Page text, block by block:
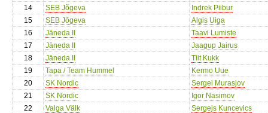
14
SEB Jõgeva
Indrek Piibur
15
SEB Jõgeva
Algis Uiga
16
Jäneda II
Taavi Lumiste
17
Jäneda II
Jaagup Jairus
18
Jäneda II
Tiit Kukk
19
Tapa / Team Hummel
Kermo Uue
20
SK Nordic
Sergei Murasjov
21
SK Nordic
Igor Nasimov
22
Valga Välk
Sergejs Kuncevics